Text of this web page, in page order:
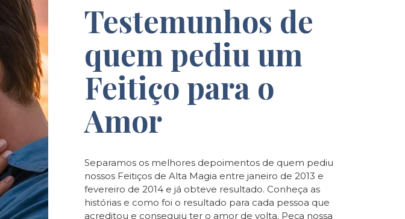
Testemunhos de
quem pediu um
Feitiço para o
Amor
Separamos os melhores depoimentos de quem pediu
nossos Feitiços de Alta Magia entre janeiro de 2013 e
fevereiro de 2014 e já obteve resultado. Conheça as
histórias e como foi o resultado para cada pessoa que
acreditou e conseguiu ter o amor de volta. Peça nossa